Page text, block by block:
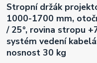
Stropní držák
1000-1700 mm,
/ 25°, rovina stropu
systém vedení
nosnost 30 kg